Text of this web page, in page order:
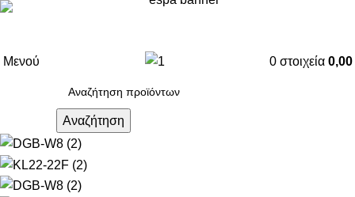
Μενού 0 στοιχεία 0,00
Αναζήτηση